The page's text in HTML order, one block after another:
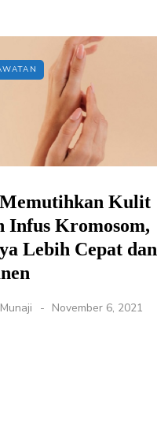
Kulit
Infus Kromosom,
Lebih Cepat dan
November 6, 2021